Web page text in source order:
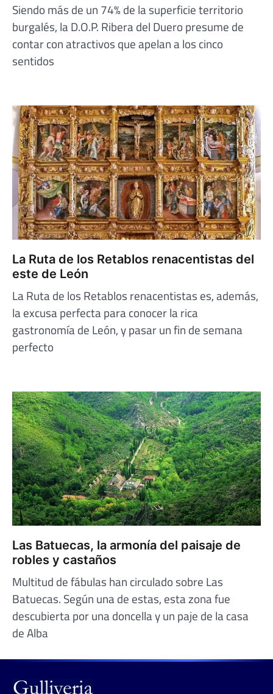
Siendo más de un 74% de la superficie territorio
burgalés, la D.O.P. Ribera del Duero presume de
contar con atractivos que apelan a los cinco
sentidos
La Ruta de los Retablos renacentistas del
este de León
La Ruta de los Retablos renacentistas es, además,
la excusa perfecta para conocer la rica
gastronomía de León, y pasar un fin de semana
perfecto
Las Batuecas, la armonía del paisaje de
robles y castaños
Multitud de fábulas han circulado sobre Las
Batuecas. Según una de estas, esta zona fue
descubierta por una doncella y un paje de la casa
de Alba